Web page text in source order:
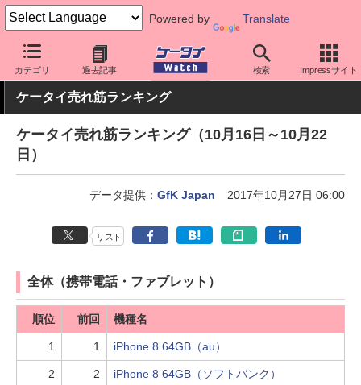
Powered by Translate
カテゴリ 過去記事 検索 Impressサイト
ケータイ Watch 業界動向 調査
ケータイ売れ筋ランキング
ケータイ売れ筋ランキング（10月16日～10月22
日）
データ提供：GfK Japan 2017年10月27日 06:00
リスト
全体（携帯電話・ファブレット）
順位 前回 機種名
1 1 iPhone 8 64GB（au）
2 2 iPhone 8 64GB（ソフトバンク）